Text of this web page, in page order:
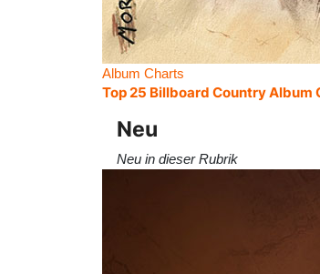
Album Charts
Top 25 Billboard Country Album
Neu
Neu in dieser Rubrik